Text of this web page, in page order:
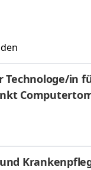
Technologe/in